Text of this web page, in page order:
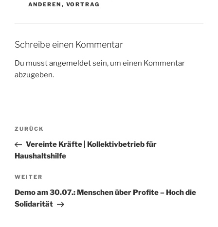
ANDEREN , VORTRAG
Schreibe einen Kommentar
Du musstangemeldetsein, um einen Kommentar
abzugeben.
Beitragsnavigation
Vorheriger
Beitrag
ZURÜCK
Vereinte Kräfte | Kollektivbetrieb für
Haushaltshilfe
Nächster
Beitrag
WEITER
Demo am 30.07.: Menschen über Profite – Hoch die
Solidarität